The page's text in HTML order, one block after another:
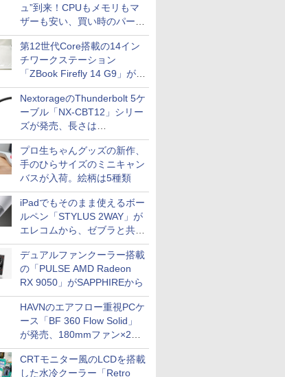
ュ”到来！CPUもメモリもマ
ザーも安い、買い時のパーツ
は？【8月7日(金)22時配信】
第12世代Core搭載の14イン
チワークステーション
「ZBook Firefly 14 G9」が
79,800円！秋葉原で中古PC
セール
NextorageのThunderbolt 5ケ
ーブル「NX-CBT12」シリー
ズが発売、長さは
30cm/50cm/1mの3種類
プロ生ちゃんグッズの新作、
手のひらサイズのミニキャン
バスが入荷。絵柄は5種類
iPadでもそのまま使えるボー
ルペン「STYLUS 2WAY」が
エレコムから、ゼブラと共同
開発
デュアルファンクーラー搭載
の「PULSE AMD Radeon
RX 9050」がSAPPHIREから
HAVNのエアフロー重視PCケ
ース「BF 360 Flow Solid」
が発売、180mmファン×2搭
載
CRTモニター風のLCDを搭載
した水冷クーラー「Retro